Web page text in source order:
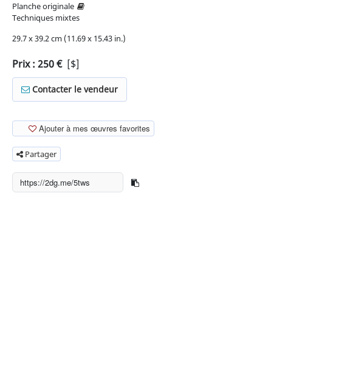
Planche originale
Techniques mixtes
29.7 x 39.2 cm (11.69 x 15.43 in.)
Prix : 250 [$]
Contacter le vendeur
Ajouter à mes œuvres favorites
Partager